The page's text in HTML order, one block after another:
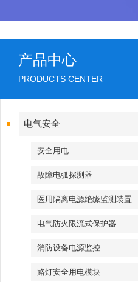
产品中心
PRODUCTS CENTER
电气安全
安全用电
故障电弧探测器
医用隔离电源绝缘监测装置
电气防火限流式保护器
消防设备电源监控
路灯安全用电模块